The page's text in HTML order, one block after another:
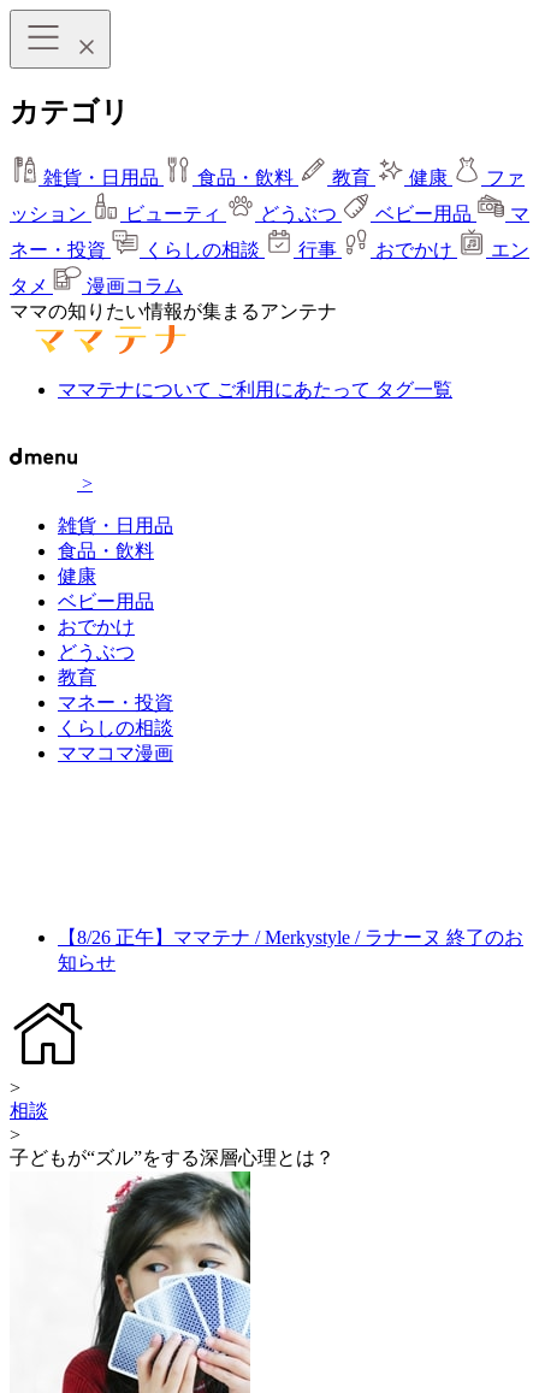
カテゴリ
雑貨・日用品 食品・飲料 教育 健康
ファ
ッション
ビューティ どうぶつ ベビー用品
マ
ネー・投資
くらしの相談 行事 おでかけ
エン
タメ
漫画コラム
ママの知りたい情報が集まるアンテナ
ママテナについて ご利用にあたって タグ一覧
>
雑貨・日用品
食品・飲料
健康
ベビー用品
おでかけ
どうぶつ
教育
マネー・投資
くらしの相談
ママコマ漫画
【8/26 正午】ママテナ / Merkystyle / ラナーヌ 終了のお
知らせ
>
相談
>
子どもが“ズル”をする深層心理とは？